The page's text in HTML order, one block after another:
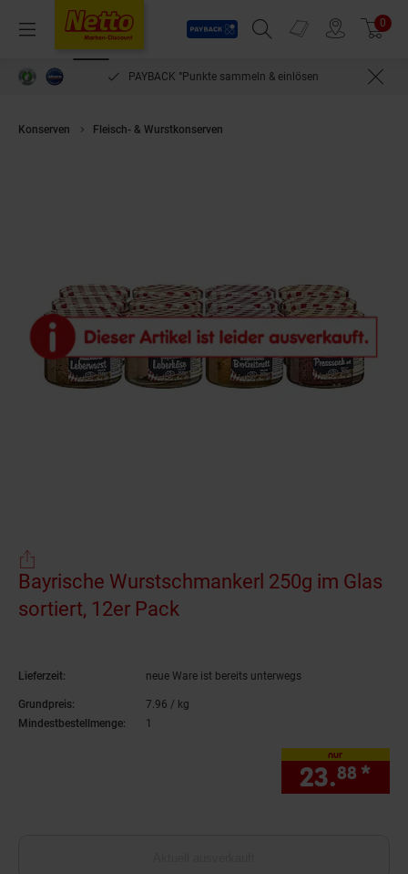
Menü
Payback
Suchfeld einblenden
Prospekte 0
PAYBACK °Punkte sammeln & einlösen
Konserven Fleisch- & Wurstkonserven
Bayrische Wurstschmankerl 250g im Glas
sortiert, 12er Pack
Lieferzeit: neue Ware ist bereits unterwegs
Grundpreis: 7.96 / kg
Mindestbestellmenge:
1
nur
23.88 *